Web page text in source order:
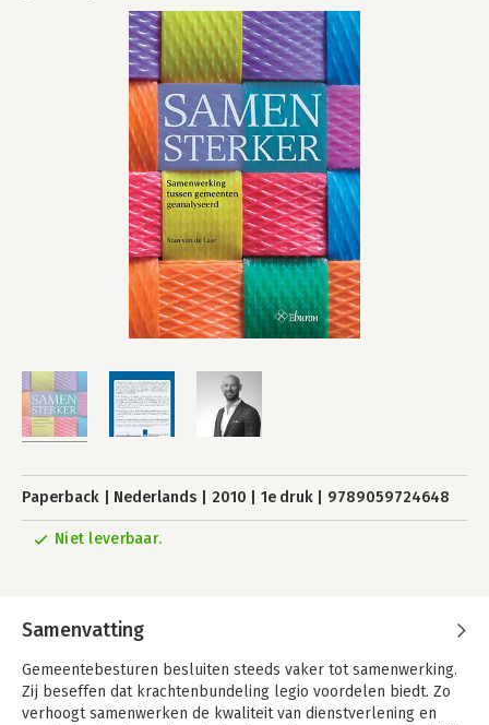
Paperback Nederlands 2010 1e druk 9789059724648
Niet leverbaar.
Samenvatting
Gemeentebesturen besluiten steeds vaker tot samenwerking.
Zij beseffen dat krachtenbundeling legio voordelen biedt. Zo
verhoogt samenwerken de kwaliteit van dienstverlening en